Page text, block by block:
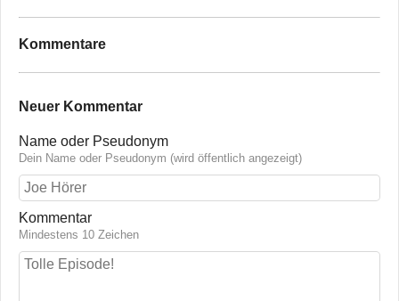
Kommentare
Neuer Kommentar
Name oder Pseudonym
Dein Name oder Pseudonym (wird öffentlich angezeigt)
Kommentar
Mindestens 10 Zeichen